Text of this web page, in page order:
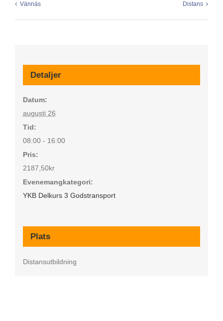
Vännäs Distans
Detaljer
Datum:
augusti 26
Tid:
08:00 - 16:00
Pris:
2187,50kr
Evenemangkategori:
YKB Delkurs 3 Godstransport
Plats
Distansutbildning